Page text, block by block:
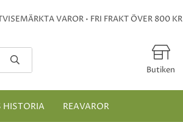
VAROR • FRI FRAKT ÖVER 800 KR
Butiken
HISTORIA REAVAROR